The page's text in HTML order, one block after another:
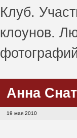
Клуб.
клоунов.
Анна
19 мая 2010